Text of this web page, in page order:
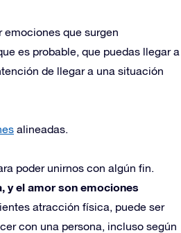
emociones que surgen
es probable, que puedas llegar a
de llegar a una situación
alineadas.
poder unirnos con algún fin.
y el amor son emociones
atracción física, puede ser
con una persona, incluso según